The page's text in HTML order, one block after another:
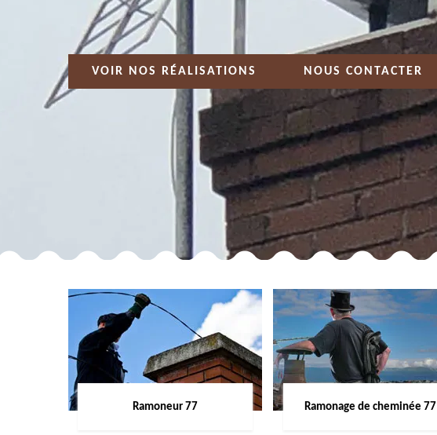
VOIR NOS RÉALISATIONS NOUS CONTACTER
Ramoneur 77 Ramonage de cheminée 77